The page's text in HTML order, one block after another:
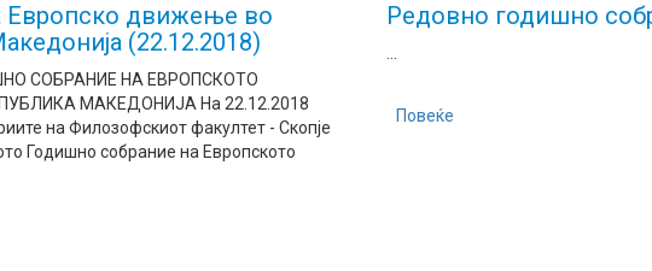
Европско движење во
(22.12.2018)
СОБРАНИЕ НА ЕВРОПСКОТО
МАКЕДОНИЈА На 22.12.2018
на Филозофскиот факултет - Скопје
Годишно собрание на Европското
Редовно годишно
...
Повеќе